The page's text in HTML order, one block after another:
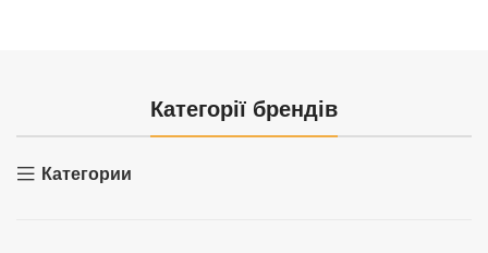
Категорії брендів
Категории